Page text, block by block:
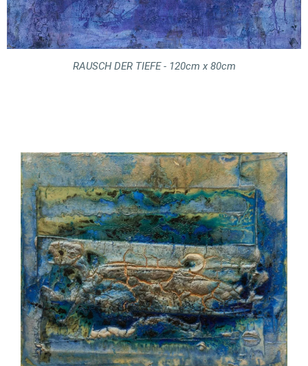
RAUSCH DER TIEFE - 120cm x 80cm